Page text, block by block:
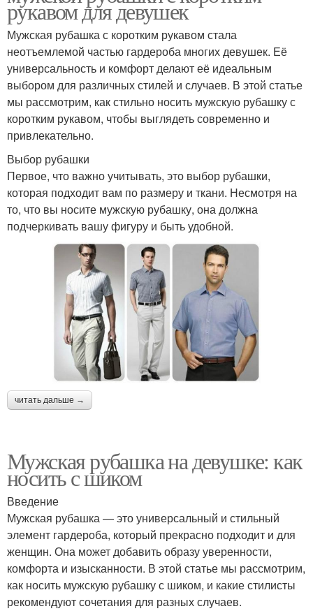
рукавом для девушек
Мужская рубашка с коротким рукавом стала
неотъемлемой частью гардероба многих девушек. Её
универсальность и комфорт делают её идеальным
выбором для различных стилей и случаев. В этой статье
мы рассмотрим, как стильно носить мужскую рубашку с
коротким рукавом, чтобы выглядеть современно и
привлекательно.
Выбор рубашки
Первое, что важно учитывать, это выбор рубашки,
которая подходит вам по размеру и ткани. Несмотря на
то, что вы носите мужскую рубашку, она должна
подчеркивать вашу фигуру и быть удобной.
читать дальше →
Мужская рубашка на девушке: как
носить с шиком
Введение
Мужская рубашка — это универсальный и стильный
элемент гардероба, который прекрасно подходит и для
женщин. Она может добавить образу уверенности,
комфорта и изысканности. В этой статье мы рассмотрим,
как носить мужскую рубашку с шиком, и какие стилисты
рекомендуют сочетания для разных случаев.